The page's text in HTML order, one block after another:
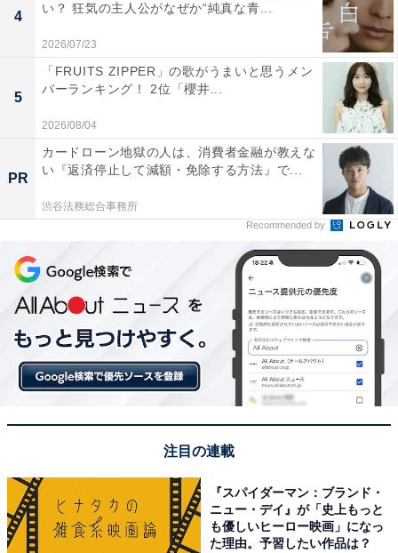
解決のお礼にと津々井から寿司を御馳走される麗子と篠
田。会話の中で、麗子は篠田のことを「雑用係ではなく
助手」と明言し、感涙した篠田はトイレに立ちます。
津々井は森川製薬の弁護士として篠田のことを調べてお
り、誰も素性を知らない彼に気をつけたほうがいいと麗
子に告げます。麗子は「言いたくなる時が来たら」と待
つ姿勢を見せます。後日、篠田はぬか床に隠し持ってい
た身分証を麗子に明かしました。複数の身分証にはそれ
ぞれ別の名が――。そして篠田は、自分は殺人犯だと告
げるのでした。
4
い？ 狂気の主人公がなぜか“純真な青...
2026/07/23
5
「FRUITS ZIPPER」の歌がうまいと思うメン
バーランキング！ 2位「櫻井...
2026/08/04
PR
カードローン地獄の人は、消費者金融が教えな
い『返済停止して減額・免除する方法』で...
渋谷法務総合事務所
Recommended by
注目の連載
『スパイダーマン：ブランド・
ニュー・デイ』が「史上もっと
も優しいヒーロー映画」になっ
た理由。予習したい作品は？